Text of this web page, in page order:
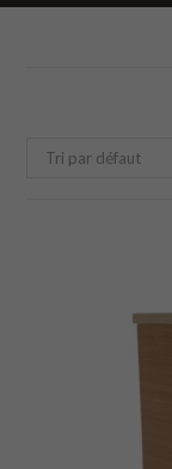
Tri par défaut